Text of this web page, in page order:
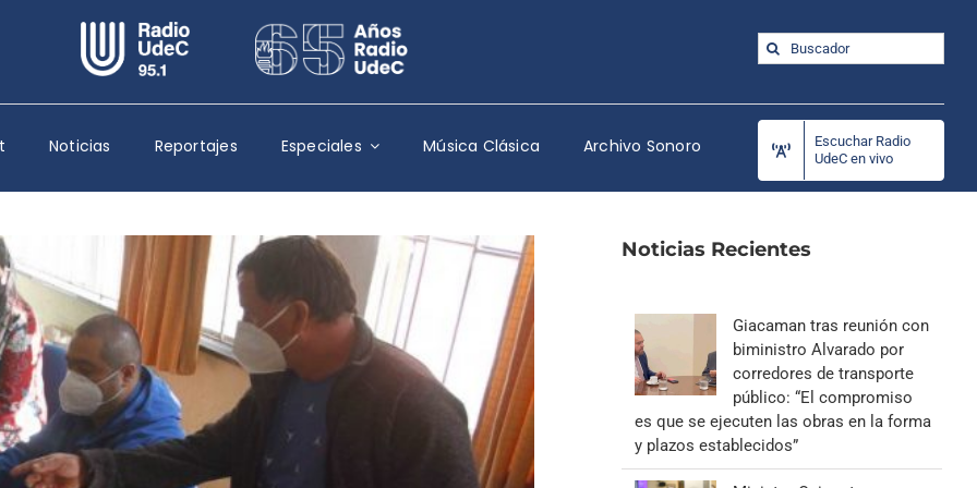
Escuchar Radio UdeC en vivo
Quiénes Somos
Programación
Podcast
Noticias
Reportajes
Columnas
Música Clásica
Especiales
Buscar:
Noticias Reportajes Especiales Música Clásica Archivo Sonoro
Escuchar Radio
UdeC en vivo
Noticias Recientes
Giacaman tras reunión con
biministro Alvarado por
corredores de transporte
público: “El compromiso
es que se ejecuten las obras en la forma
y plazos establecidos”